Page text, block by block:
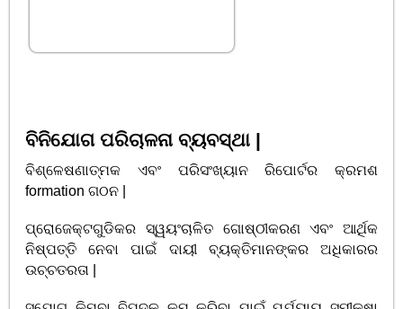
ବିନିଯୋଗ ପରିଚାଳନା ବ୍ୟବସ୍ଥା |
ବିଶ୍ଳେଷଣାତ୍ମକ ଏବଂ ପରିସଂଖ୍ୟାନ ରିପୋର୍ଟର କ୍ରମଶ
formation ଗଠନ |
ପ୍ରୋଜେକ୍ଟଗୁଡିକର ସ୍ୱୟଂଚାଳିତ ଗୋଷ୍ଠୀକରଣ ଏବଂ ଆର୍ଥିକ
ନିଷ୍ପତ୍ତି ନେବା ପାଇଁ ଦାୟୀ ବ୍ୟକ୍ତିମାନଙ୍କର ଅଧିକାରର
ଉଚ୍ଚତରତା |